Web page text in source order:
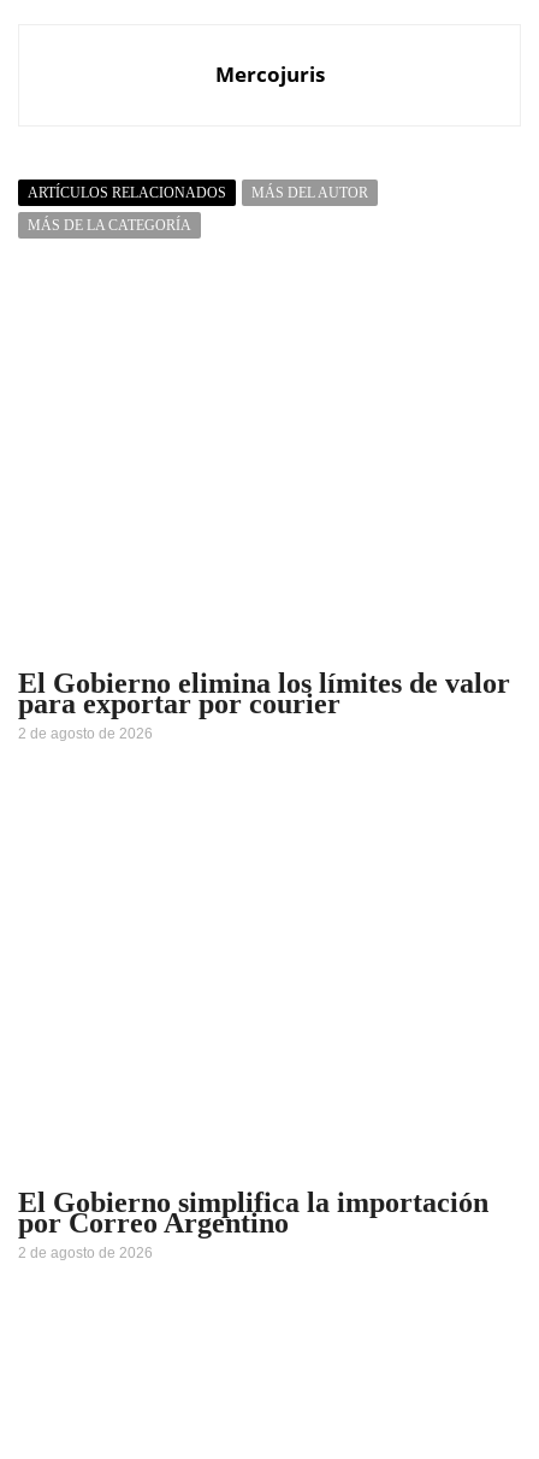
Mercojuris
ARTÍCULOS RELACIONADOS
MÁS DEL AUTOR
MÁS DE LA CATEGORÍA
El Gobierno elimina los límites de valor
para exportar por courier
2 de agosto de 2026
El Gobierno simplifica la importación
por Correo Argentino
2 de agosto de 2026